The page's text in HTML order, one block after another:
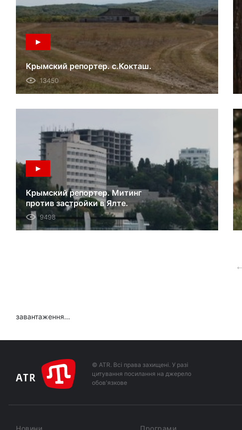
Крымский репортер. с.Кокташ.
13450
Крымский репортер. Митинг
против застройки в Ялте.
9498
завантаження...
© ATR. Всі права захищені. У разі
цитування посилання на джерело
обов'язкове
Новини Програми